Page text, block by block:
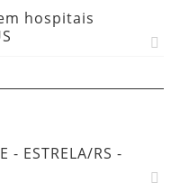
hospitais
- ESTRELA/RS -